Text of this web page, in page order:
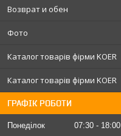
Возврат и обен
Фото
Каталог товарів фірми KOER
Каталог товарів фірми KOER
ГРАФІК РОБОТИ
Понеділок 07:30
18:00